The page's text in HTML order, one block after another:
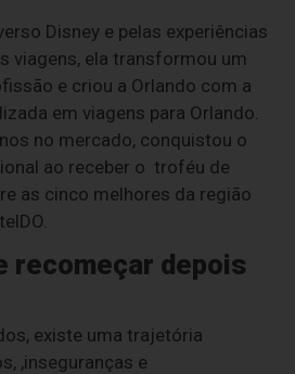
Disney e pelas experiências
viagens, ela transformou um
e criou a Orlando com a
em viagens para Orlando.
no mercado, conquistou o
ao receber o troféu de
as cinco melhores da região
recomeçar depois
existe uma trajetória
,inseguranças e